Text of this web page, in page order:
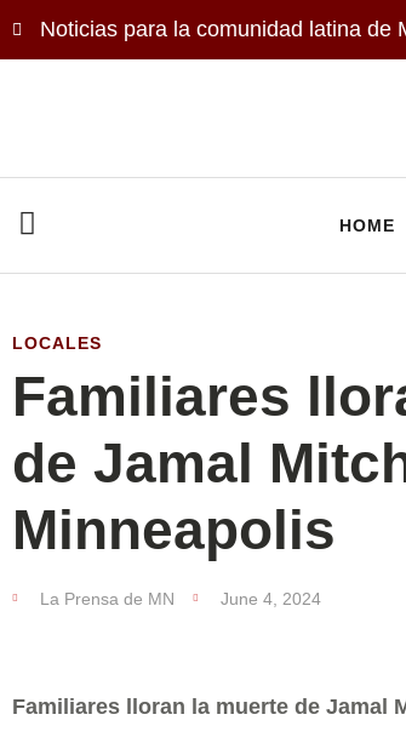
Noticias para la comunidad latina de
HOME
LOCALES
Familiares
de Jamal
Minneapolis
La Prensa de MN June 4, 2024
Familiares lloran la muerte de Jamal